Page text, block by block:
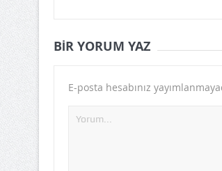
BIR YORUM YAZ
E-posta hesabınız